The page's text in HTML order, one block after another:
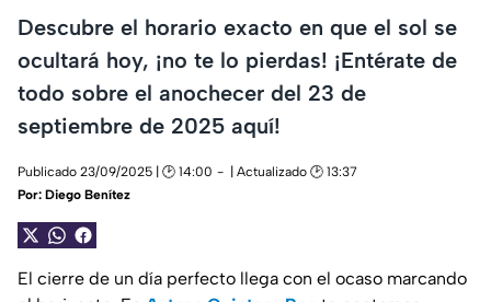
Descubre el horario exacto en que el sol se
ocultará hoy, ¡no te lo pierdas! ¡Entérate de
todo sobre el anochecer del 23 de
septiembre de 2025 aquí!
Publicado 23/09/2025 | 🕑 14:00
| Actualizado 🕑 13:37
Por: Diego Benítez
El cierre de un día perfecto llega con el ocaso marcando